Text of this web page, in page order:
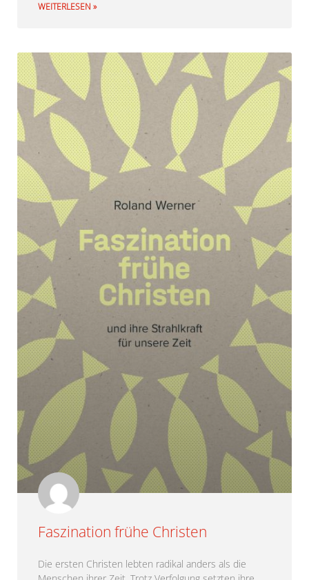
WEITERLESEN »
Faszination frühe Christen
Die ersten Christen lebten radikal anders als die